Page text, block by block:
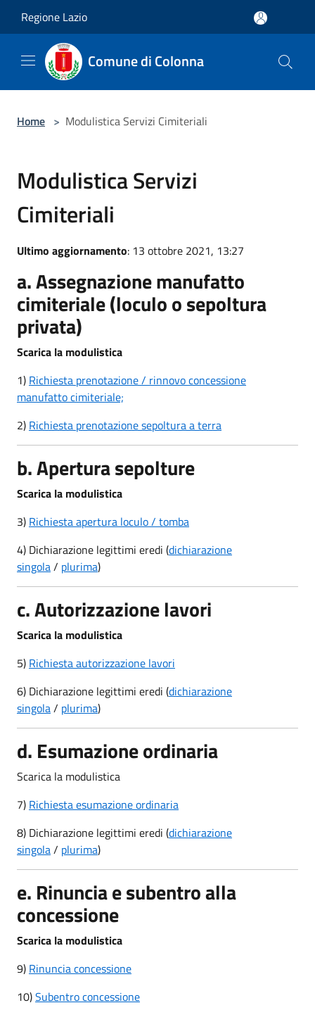
Regione Lazio
Comune di Colonna
Home > Modulistica Servizi Cimiteriali
Modulistica Servizi
Cimiteriali
Ultimo aggiornamento: 13 ottobre 2021, 13:27
a. Assegnazione manufatto
cimiteriale (loculo o sepoltura
privata)
Scarica la modulistica
1) Richiesta prenotazione / rinnovo concessione
manufatto cimiteriale;
2) Richiesta prenotazione sepoltura a terra
b. Apertura sepolture
Scarica la modulistica
3) Richiesta apertura loculo / tomba
4) Dichiarazione legittimi eredi (dichiarazione
singola/ plurima)
c. Autorizzazione lavori
Scarica la modulistica
5) Richiesta autorizzazione lavori
6) Dichiarazione legittimi eredi (dichiarazione
singola/ plurima)
d. Esumazione ordinaria
Scarica la modulistica
7) Richiesta esumazione ordinaria
8) Dichiarazione legittimi eredi (dichiarazione
singola/ plurima)
e. Rinuncia e subentro alla
concessione
Scarica la modulistica
9) Rinuncia concessione
10)Subentro concessione